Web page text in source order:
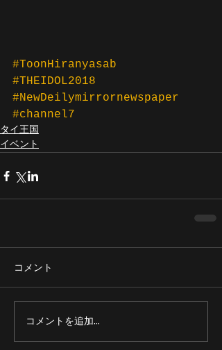
#ToonHiranyasab
#THEIDOL2018
#NewDeilymirrornewspaper
#channel7
タイ王国
イベント
コメント
コメントを追加…